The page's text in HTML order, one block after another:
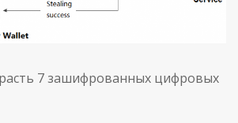
7 зашифрованных цифровых